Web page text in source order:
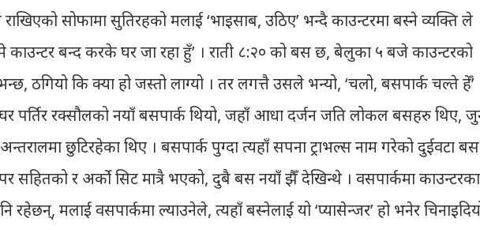
सोफामा सुतिरहको मलाई ‘भाइसाब, उठिए’ भन्दै काउन्टरमा बस्ने व्यक्ति ले
काउन्टर बन्द करके घर जा रहा हुँ’ । राती ८:२० को बस छ, बेलुका ५ बजे काउन्टरको
ठगियो कि क्या हो जस्तो लाग्यो । तर लगत्तै उसले भन्यो, ‘चलो, बसपार्क चल्ते हेँ’
पर्तिर रक्सौलको नयाँ बसपार्क थियो, जहाँ आधा दर्जन जति लोकल बसहरु थिए,
छुटिरहेका थिए । बसपार्क पुग्दा त्यहाँ सपना ट्राभल्स नाम गरेको दुईवटा बस
सहितको र अर्को सिट मात्रै भएको, दुबै बस नयाँ झैँ देखिन्थे । वसपार्कमा काउन्टरका
रहेछन्, मलाई वसपार्कमा ल्याउनेले, त्यहाँ बस्नेलाई यो ‘प्यासेन्जर’ हो भनेर